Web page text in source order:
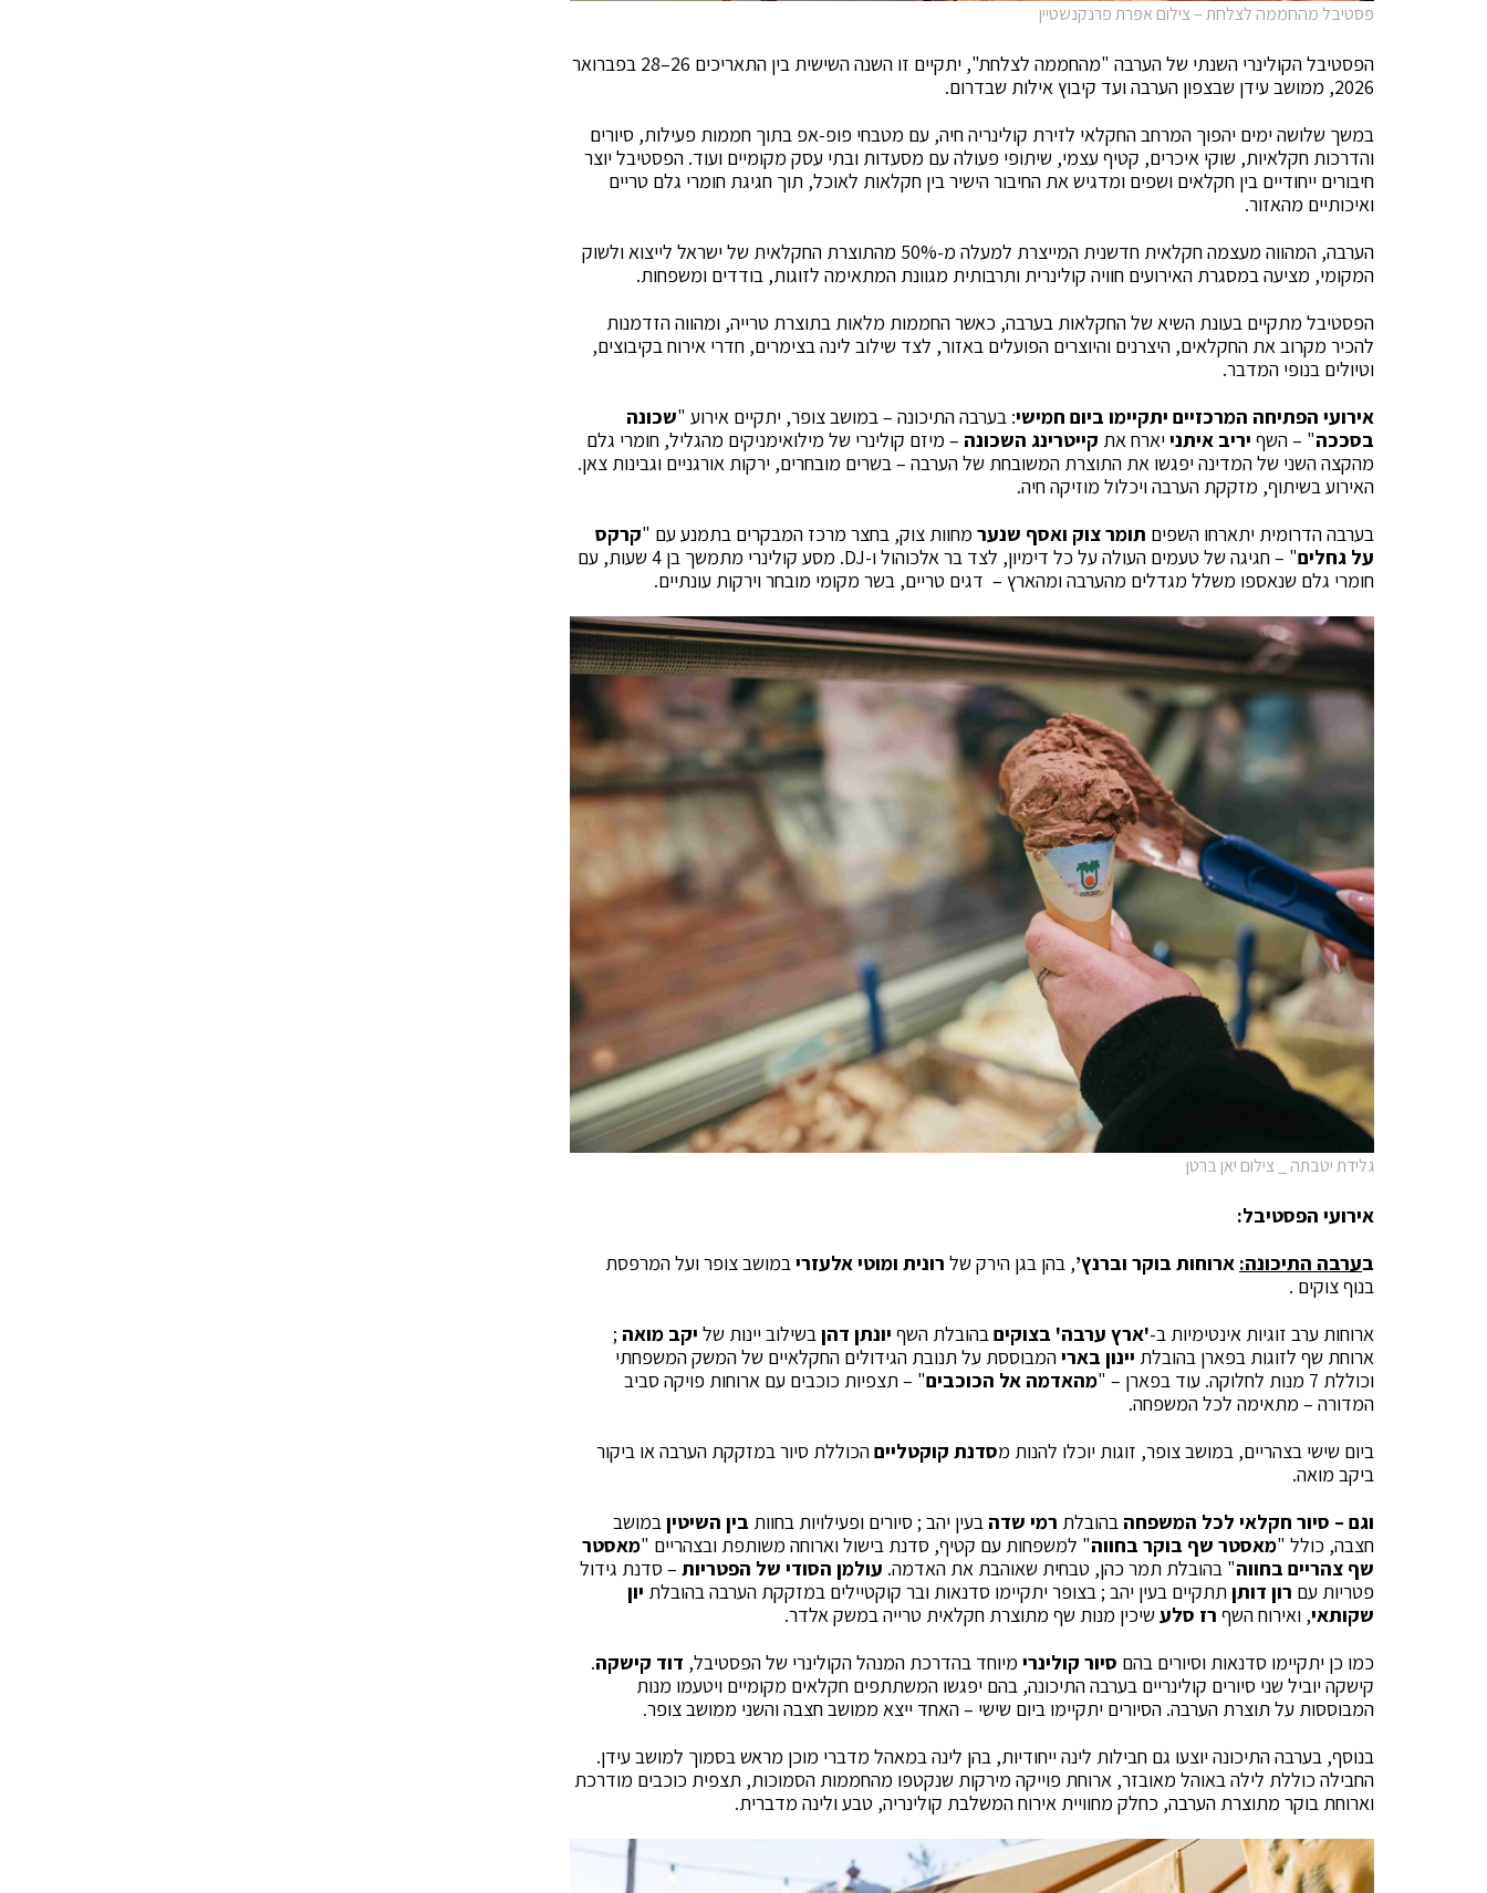
פסטיבל מהחממה לצלחת – צילום אפרת פרנקנשטיין
הפסטיבל הקולינרי השנתי של הערבה "מהחממה לצלחת", יתקיים זו השנה השישית בין התאריכים 26–28 בפברואר
2026, ממושב עידן שבצפון הערבה ועד קיבוץ אילות שבדרום.
במשך שלושה ימים יהפוך המרחב החקלאי לזירת קולינריה חיה, עם מטבחי פופ-אפ בתוך חממות פעילות, סיורים
והדרכות חקלאיות, שוקי איכרים, קטיף עצמי, שיתופי פעולה עם מסעדות ובתי עסק מקומיים ועוד. הפסטיבל יוצר
חיבורים ייחודיים בין חקלאים ושפים ומדגיש את החיבור הישיר בין חקלאות לאוכל, תוך חגיגת חומרי גלם טריים
ואיכותיים מהאזור.
הערבה, המהווה מעצמה חקלאית חדשנית המייצרת למעלה מ-50% מהתוצרת החקלאית של ישראל לייצוא ולשוק
המקומי, מציעה במסגרת האירועים חוויה קולינרית ותרבותית מגוונת המתאימה לזוגות, בודדים ומשפחות.
הפסטיבל מתקיים בעונת השיא של החקלאות בערבה, כאשר החממות מלאות בתוצרת טרייה, ומהווה הזדמנות
להכיר מקרוב את החקלאים, היצרנים והיוצרים הפועלים באזור, לצד שילוב לינה בצימרים, חדרי אירוח בקיבוצים,
וטיולים בנופי המדבר.
אירועי הפתיחה המרכזיים יתקיימו ביום חמישי: בערבה התיכונה – במושב צופר, יתקיים אירוע "שכונה
בסככה" – השף יריב איתנייארח את קייטרינג השכונה – מיזם קולינרי של מילואימניקים מהגליל, חומרי גלם
מהקצה השני של המדינה יפגשו את התוצרת המשובחת של הערבה – בשרים מובחרים, ירקות אורגניים וגבינות צאן.
האירוע בשיתוף, מזקקת הערבה ויכלול מוזיקה חיה.
בערבה הדרומית יתארחו השפים תומר צוק ואסף שנער מחוות צוק, בחצר מרכז המבקרים בתמנע עם "קרקס
על גחלים
" – חגיגה של טעמים העולה על כל דימיון, לצד בר אלכוהול ו-DJ. מסע קולינרי מתמשך בן 4 שעות, עם
חומרי גלם שנאספו משלל מגדלים מהערבה ומהארץ – דגים טריים, בשר מקומי מובחר וירקות עונתיים.
גלידת יטבתה _ צילום יאן ברטן
אירועי הפסטיבל:
בערבה התיכונה: ארוחות בוקר וברנץ’, בהן בגן הירק של רונית ומוטי אלעזריבמושב צופר ועל המרפסת
בנוף צוקים .
ארוחות ערב זוגיות אינטימיות ב-'ארץ ערבה' בצוקיםבהובלת השף יונתן דהןבשילוב יינות של יקב מואה ;
ארוחת שף לזוגות בפארן בהובלת יינון באריהמבוססת על תנובת הגידולים החקלאיים של המשק המשפחתי
וכוללת 7 מנות לחלוקה. עוד בפארן – "
מהאדמה אל הכוכבים" – תצפיות כוכבים עם ארוחות פויקה סביב
המדורה – מתאימה לכל המשפחה.
ביום שישי בצהריים, במושב צופר, זוגות יוכלו להנות מסדנת קוקטלייםהכוללת סיור במזקקת הערבה או ביקור
ביקב מואה.
וגם – סיור חקלאי לכל המשפחה בהובלת רמי שדה בעין יהב ; סיורים ופעילויות בחוות בין השיטיןבמושב
חצבה, כולל "מאסטר שף בוקר בחווה" למשפחות עם קטיף, סדנת בישול וארוחה משותפת ובצהריים "מאסטר
שף צהריים בחווה" בהובלת תמר כהן, טבחית שאוהבת את האדמה. עולמן הסודי של הפטריות – סדנת גידול
פטריות עם רון דותןתתקיים בעין יהב ; בצופר יתקיימו סדנאות ובר קוקטיילים במזקקת הערבה בהובלת יון
שקותאי, ואירוח השף רז סלעשיכין מנות שף מתוצרת חקלאית טרייה במשק אלדר.
כמו כן יתקיימו סדנאות וסיורים בהם סיור קולינרי מיוחד בהדרכת המנהל הקולינרי של הפסטיבל, דוד קישקה.
קישקה יוביל שני סיורים קולינריים בערבה התיכונה, בהם יפגשו המשתתפים חקלאים מקומיים ויטעמו מנות
המבוססות על תוצרת הערבה. הסיורים יתקיימו ביום שישי – האחד ייצא ממושב חצבה והשני ממושב צופר.
בנוסף, בערבה התיכונה יוצעו גם חבילות לינה ייחודיות, בהן לינה במאהל מדברי מוכן מראש בסמוך למושב עידן.
החבילה כוללת לילה באוהל מאובזר, ארוחת פוייקה מירקות שנקטפו מהחממות הסמוכות, תצפית כוכבים מודרכת
וארוחת בוקר מתוצרת הערבה, כחלק מחוויית אירוח המשלבת קולינריה, טבע ולינה מדברית.